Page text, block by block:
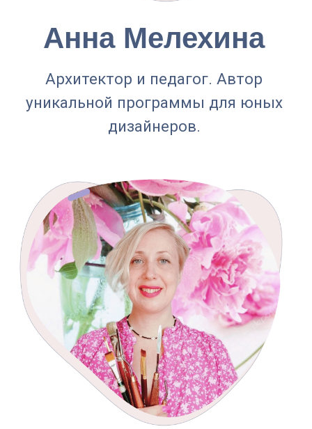
Записаться
5
Скидка
5